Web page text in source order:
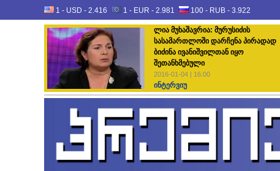
1 - USD - 2.416 1 - EUR - 2.981 100 - RUB - 3.922
ლია მუხაშავრია: მურუსიძის
სასამართლოში დარჩენა პირადად
ბიძინა ივანიშვილთან იყო
შეთანხმებული
2016-01-04 | 16:00
ინტერვიუ